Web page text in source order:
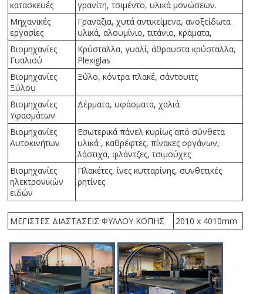
κατασκευές
γρανίτη, τσιμέντο, υλικά μονώσεων.
Μηχανικές
εργασίες
Γρανάζια, χυτά αντικείμενα, ανοξείδωτα
υλικά, αλουμίνιο, τιτάνιο, κράματα,
Βιομηχανίες
Γυαλιού
Κρύσταλλα, γυαλί, άθραυστα κρύσταλλα,
Plexiglas
Βιομηχανίες
Ξύλου
Ξύλο, κόντρα πλακέ, σάντουιτς
Βιομηχανίες
Υφασμάτων
Δέρματα, υφάσματα, χαλιά
Βιομηχανίες
Αυτοκινήτων
Εσωτερικά πάνελ κυρίως από σύνθετα
υλικά , καθρέφτες, πίνακες οργάνων,
λάστιχα, φλάντζες, τσιμούχες
Βιομηχανίες
ηλεκτρονικών
ειδών
Πλακέτες, ίνες κυτταρίνης, συνθετικές
ρητίνες
ΜΕΓΙΣΤΕΣ ΔΙΑΣΤΑΣΕΙΣ ΦΥΛΛΟΥ ΚΟΠΗΣ 2010 x 4010mm